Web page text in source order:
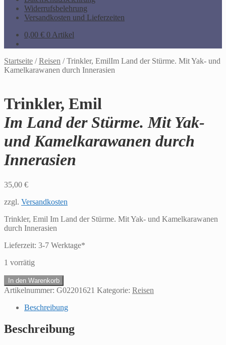
Widerrufsbelehrung
Versandkosten und Lieferzeiten
0,00 € 0 Artikel
Startseite /Reisen /Trinkler, EmilIm Land der Stürme. Mit Yak- und
Kamelkarawanen durch Innerasien
Trinkler, Emil
Im Land der Stürme. Mit Yak-
und Kamelkarawanen durch
Innerasien
35,00 €
zzgl. Versandkosten
Trinkler, Emil Im Land der Stürme. Mit Yak- und Kamelkarawanen
durch Innerasien
Lieferzeit: 3-7 Werktage*
1 vorrätig
Trinkler,
EmilIm
Mit
Yak-
In den Warenkorb
Artikelnummer: G02201621 Kategorie: Reisen
Beschreibung
Beschreibung